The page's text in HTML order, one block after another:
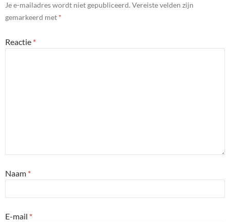
Je e-mailadres wordt niet gepubliceerd. Vereiste velden zijn
gemarkeerd met *
Reactie *
Naam *
E-mail *